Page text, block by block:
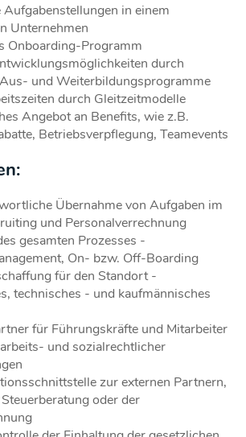
Aufgabenstellungen in einem
Unternehmen
Onboarding-Programm
durch
und Weiterbildungsprogramme
durch Gleitzeitmodelle
Angebot an Benefits, wie z.B.
Betriebsverpflegung, Teamevents
Übernahme von Aufgaben im
und Personalverrechnung
gesamten Prozesses -
On- bzw. Off-Boarding
für den Standort -
technisches - und kaufmännisches
für Führungskräfte und Mitarbeiter
und sozialrechtlicher
zur externen Partnern,
oder der